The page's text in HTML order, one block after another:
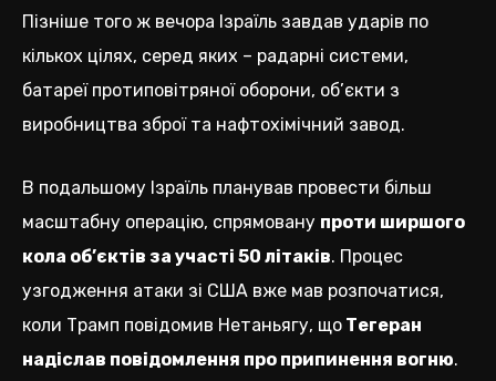
Пізніше того ж вечора Ізраїль завдав ударів по
кількох цілях, серед яких – радарні системи,
батареї протиповітряної оборони, об’єкти з
виробництва зброї та нафтохімічний завод.
В подальшому Ізраїль планував провести більш
масштабну операцію, спрямовану проти ширшого
кола об’єктів за участі 50 літаків. Процес
узгодження атаки зі США вже мав розпочатися,
коли Трамп повідомив Нетаньягу, що Тегеран
надіслав повідомлення про припинення вогню.